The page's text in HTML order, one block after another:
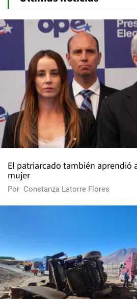
El patriarcado también aprendió
mujer
Por Constanza Latorre Flores